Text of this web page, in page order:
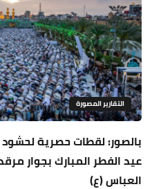
التقارير المصورة
بالصور: لقطات حصرية لحشود
عيد الفطر المبارك بجوار
العباس (ع)